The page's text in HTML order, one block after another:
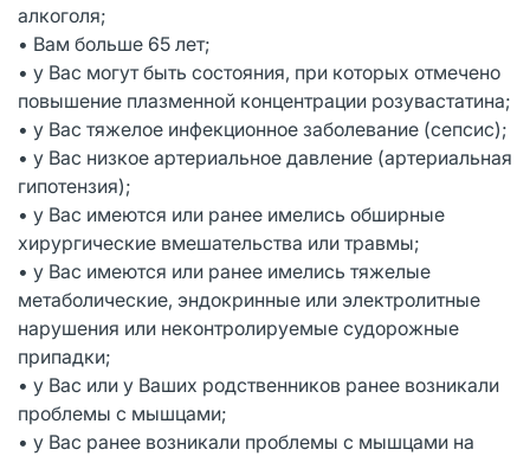
алкоголя;
• Вам больше 65 лет;
• у Вас могут быть состояния, при которых отмечено
повышение плазменной концентрации розувастатина;
• у Вас тяжелое инфекционное заболевание (сепсис);
• у Вас низкое артериальное давление (артериальная
гипотензия);
• у Вас имеются или ранее имелись обширные
хирургические вмешательства или травмы;
• у Вас имеются или ранее имелись тяжелые
метаболические, эндокринные или электролитные
нарушения или неконтролируемые судорожные
припадки;
• у Вас или у Ваших родственников ранее возникали
проблемы с мышцами;
• у Вас ранее возникали проблемы с мышцами на